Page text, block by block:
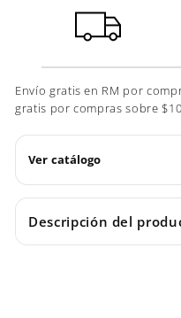
Envío gratis en RM por
gratis por compras sobre
Ver catálogo
Descripción del